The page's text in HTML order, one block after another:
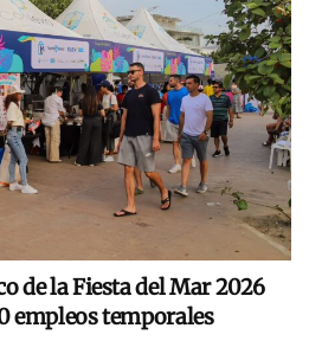
de la Fiesta del Mar 2026
empleos temporales